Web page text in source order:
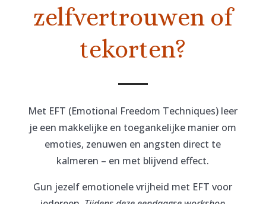
zelfvertrouwen of
tekorten?
Met EFT (Emotional Freedom Techniques) leer
je een makkelijke en toegankelijke manier om
emoties, zenuwen en angsten direct te
kalmeren – en met blijvend effect.
Gun jezelf emotionele vrijheid met EFT voor